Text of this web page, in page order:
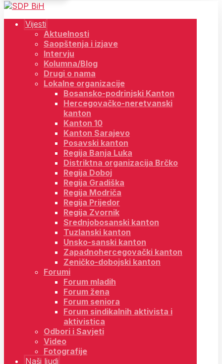
Vijesti
Aktuelnosti
Saopštenja i izjave
Intervju
Kolumna/Blog
Drugi o nama
Lokalne organizacije
Bosansko-podrinjski Kanton
Hercegovačko-neretvanski
kanton
Kanton 10
Kanton Sarajevo
Posavski kanton
Regija Banja Luka
Distriktna organizacija Brčko
Regija Doboj
Regija Gradiška
Regija Modriča
Regija Prijedor
Regija Zvornik
Srednjobosanski kanton
Tuzlanski kanton
Unsko-sanski kanton
Zapadnohercegovački kanton
Zeničko-dobojski kanton
Forumi
Forum mladih
Forum žena
Forum seniora
Forum sindikalnih aktivista i
aktivistica
Odbori i Savjeti
Video
Fotografije
Naši ljudi